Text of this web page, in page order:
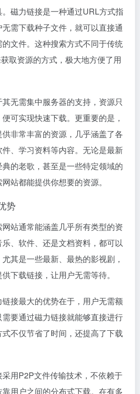
磁力链接是一种通过URL方式指
需下载种子文件，就可以直接通
文件。这种搜索方式不同于传统
取资源的方式，极大地方便了用
无需集中服务器的支持，资源只
可实现快速下载。更重要的是，
非常丰富的资源，几乎涵盖了各
、学习资料等内容。无论是最新
的老歌，甚至是一些特定领域的
站都能提供你想要的资源。
势
站通常能涵盖几乎所有类型的资
、软件、还是文档资料，都可以
其是一些最新、最热的影视剧，
下载链接，让用户无需等待。
接最大的优势在于，用户无需额
要通过磁力链接就能够直接进行
不仅节省了时间，还提高了下载
用P2P文件传输技术，不依赖于
用户之间的分布式下载。在有多